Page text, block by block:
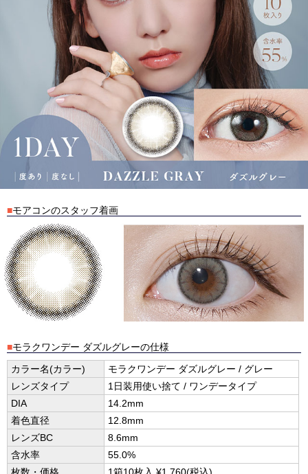
■モアコンのスタッフ着画
■モラクワンデー ダズルグレーの仕様
カラー名(カラー)
モラクワンデー ダズルグレー / グレー
レンズタイプ
1日装用使い捨て / ワンデータイプ
DIA
14.2mm
着色直径
12.8mm
レンズBC
8.6mm
含水率
55.0%